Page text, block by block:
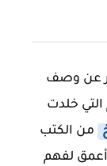
عن وصف
خلدت
من الكتب
أعمق لفهم